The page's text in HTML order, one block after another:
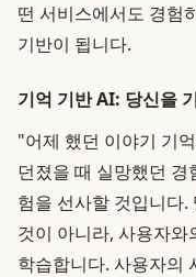
떤 서비스에서도 경험
기반이 됩니다.
기억 기반 AI: 당신을
"어제 했던 이야기 기
던졌을 때 실망했던
험을 선사할 것입니다
것이 아니라, 사용자
학습합니다. 사용자의